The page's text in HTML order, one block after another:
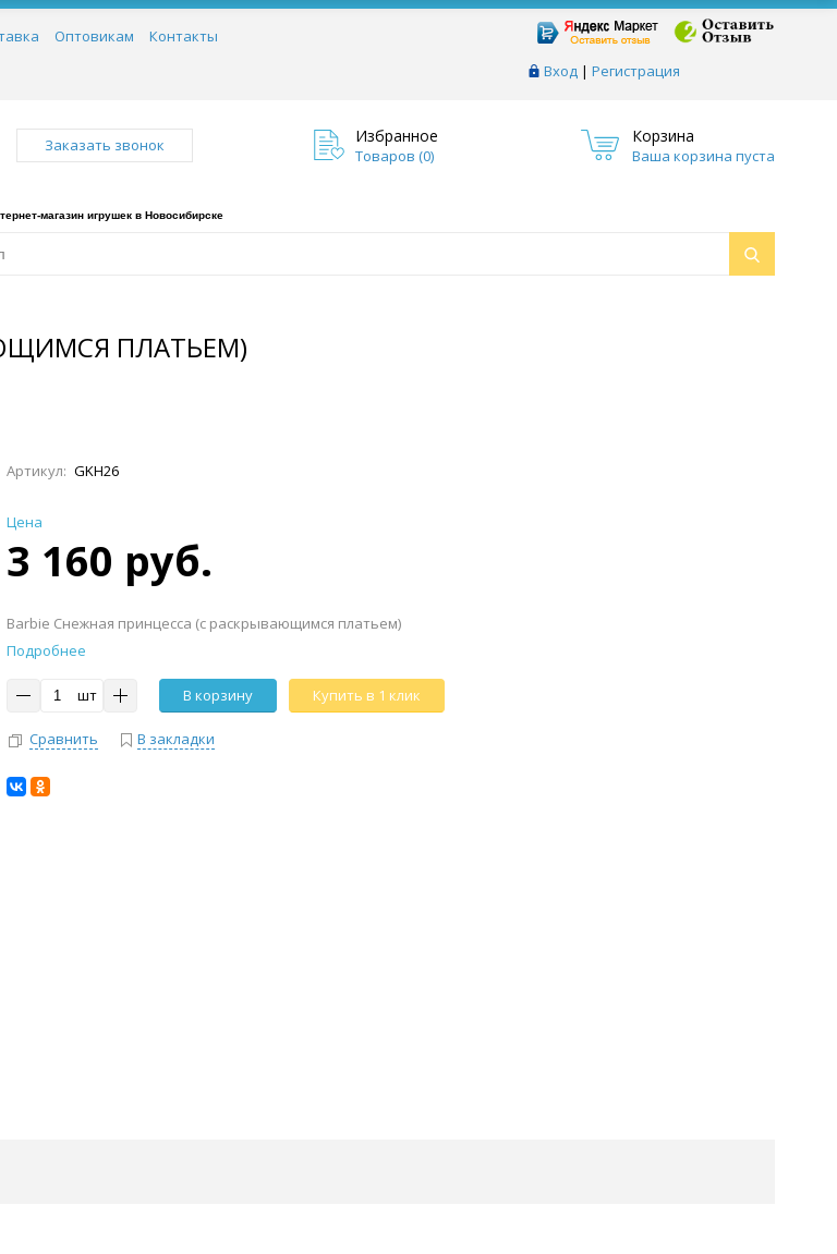
Вход | Регистрация
Оптовикам Контакты
Заказать звонок Избранное
Товаров (0)
Корзина
Ваша корзина пуста
магазин игрушек в Новосибирске
ПЛАТЬЕМ)
Артикул: GKH26
Цена
3 160 руб.
Barbie Снежная принцесса (с раскрывающимся платьем)
Подробнее
шт В корзину Купить в 1 клик
Сравнить В закладки